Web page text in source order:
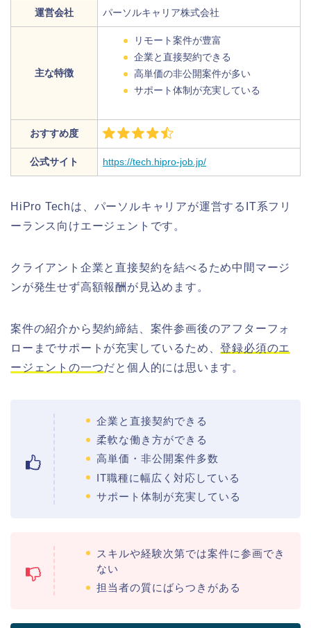
運営会社 パーソルキャリア株式会社
主な特徴
リモート案件が豊富
企業と直接契約できる
高単価の非公開案件が多い
サポート体制が充実している
おすすめ度
公式サイト https://tech.hipro-job.jp/
HiPro Techは、パーソルキャリアが運営するIT系フリ
ーランス向けエージェントです。
クライアント企業と直接契約を結べるため中間マージ
ンが発生せず高額報酬が見込めます。
案件の紹介から契約締結、案件参画後のアフターフォ
ローまでサポートが充実しているため、登録必須のエ
ージェントの一つだと個人的には思います。
企業と直接契約できる
柔軟な働き方ができる
高単価・非公開案件多数
IT職種に幅広く対応している
サポート体制が充実している
スキルや経験次第では案件に参画でき
ない
担当者の質にばらつきがある